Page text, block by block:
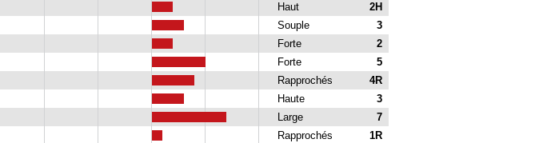
Haut
2H
Souple
3
Forte
2
Forte
5
Rapprochés
4R
Haute
3
Large
7
Rapprochés 1R